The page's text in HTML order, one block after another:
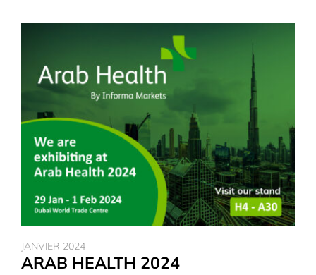
JANVIER 2024
ARAB HEALTH 2024